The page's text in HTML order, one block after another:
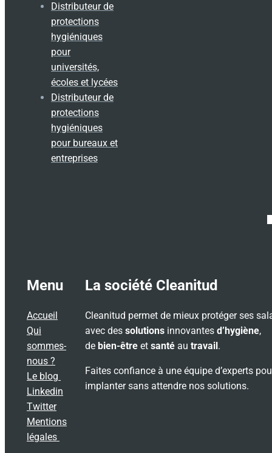
Distributeur de
protections
hygiéniques
pour
universités,
écoles et lycées
Distributeur de
protections
hygiéniques
pour bureaux et
entreprises
Menu
Accueil
Qui
sommes-
nous ?
Le blog
Linkedin
Twitter
Mentions
légales
La société Cleanitud
Cleanitud permet de mieux protéger ses
avec des solutions innovantes d’hygiène,
de bien-être et santé au travail .
Faites confiance à une équipe d’experts
implanter sans attendre nos solutions.